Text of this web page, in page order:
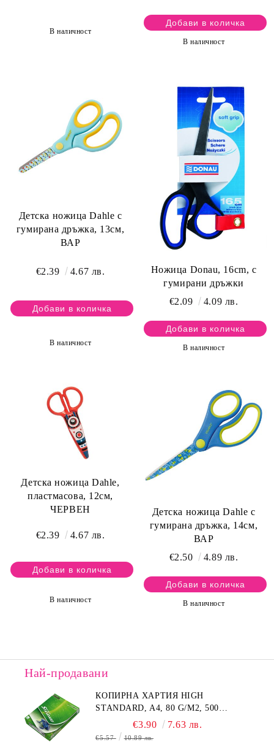
В наличност
В наличност
Детска ножица Dahle с
гумирана дръжка, 13см,
ВАР
€2.39 4.67 лв.
В наличност
Ножица Donau, 16cm, с
гумирани дръжки
€2.09
4.09 лв.
В наличност
Детска ножица Dahle,
пластмасова, 12см,
ЧЕРВЕН
€2.39 4.67 лв.
В наличност
Детска ножица Dahle с
гумирана дръжка, 14см,
ВАР
€2.50
4.89 лв.
В наличност
Най-продавани
КОПИРНА ХАРТИЯ HIGH
STANDARD, A4, 80 G/M2, 500
€3.90 7.63 лв.
€5.57 10.89 лв.